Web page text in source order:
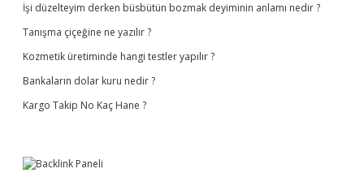
İşi düzelteyim derken büsbütün bozmak deyiminin anlamı nedir ?
Tanışma çiçeğine ne yazılır ?
Kozmetik üretiminde hangi testler yapılır ?
Bankaların dolar kuru nedir ?
Kargo Takip No Kaç Hane ?